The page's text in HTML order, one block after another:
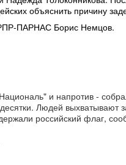
объяснить причину
ПАРНАС Борис Немцов.
и напротив -
Людей выхватывают
российский флаг,